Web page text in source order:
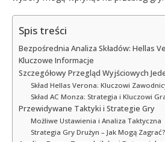
Spis treści
Bezpośrednia Analiza Składów: Hellas
Kluczowe Informacje
Szczegółowy Przegląd Wyjściowych
Skład Hellas Verona: Kluczowi
Skład AC Monza: Strategia i Kluczowi
Przewidywane Taktyki i Strategie Gry
Możliwe Ustawienia i Analiza Taktyczna
Strategia Gry Drużyn – Jak Mogą Zagrać?